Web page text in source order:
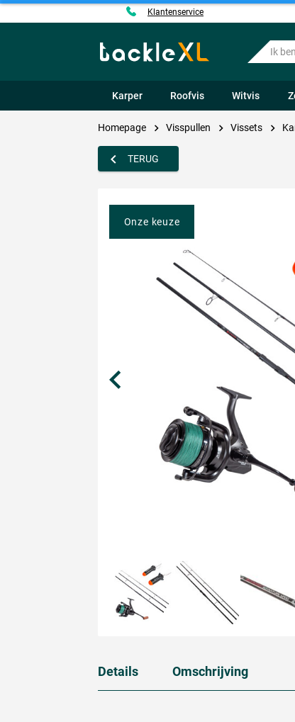
Klantenservice
Ik
ben
naar
.....
Karper Roofvis Witvis
Homepage Visspullen Vissets
TERUG
Onze keuze
Details Omschrijving